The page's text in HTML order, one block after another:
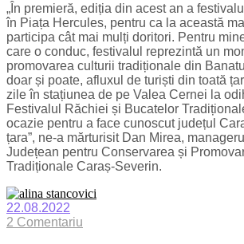
„În premieră, ediția din acest an a
în Piața Hercules, pentru ca la această
participa cât mai mulți doritori. Pentru
care o conduc, festivalul reprezintă un
promovarea culturii tradiționale din
doar și poate, afluxul de turiști din toată
zile în stațiunea de pe Valea Cernei la
Festivalul Răchiei și Bucatelor
ocazie pentru a face cunoscut județul
țara”, ne-a mărturisit Dan Mirea,
Județean pentru Conservarea și
Tradiționale Caraș-Severin.
22.08.2022
2 Comentariu